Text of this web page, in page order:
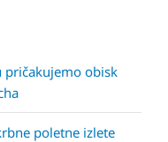
pričakujemo obisk
poletne izlete